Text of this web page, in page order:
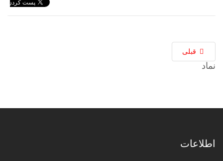
قبلی
نماد
اطلاعات